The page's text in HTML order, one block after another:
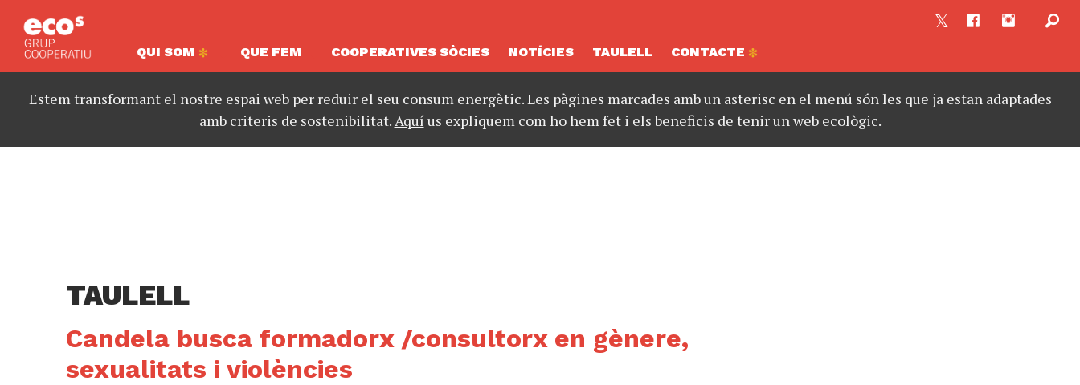
QUI SOM QUE FEM COOPERATIVES SÒCIES NOTÍCIES TAULELL CONTACTE
Estem transformant el nostre espai web per reduir el seu consum energètic. Les pàgines marcades amb un asterisc en el menú són les que ja estan adaptades
amb criteris de sostenibilitat.Aquíus expliquem com ho hem fet i els beneficis de tenir un web ecològic.
TAULELL
Candela busca formadorx /consultorx en gènere,
sexualitats i violències